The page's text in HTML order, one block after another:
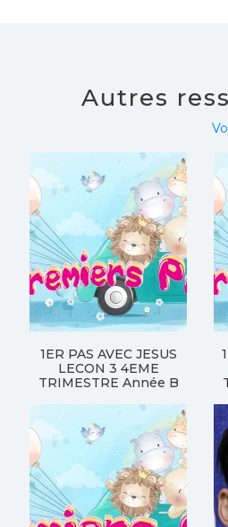
Autres
1ER PAS AVEC JESUS
LECON 3 4EME
TRIMESTRE Année B